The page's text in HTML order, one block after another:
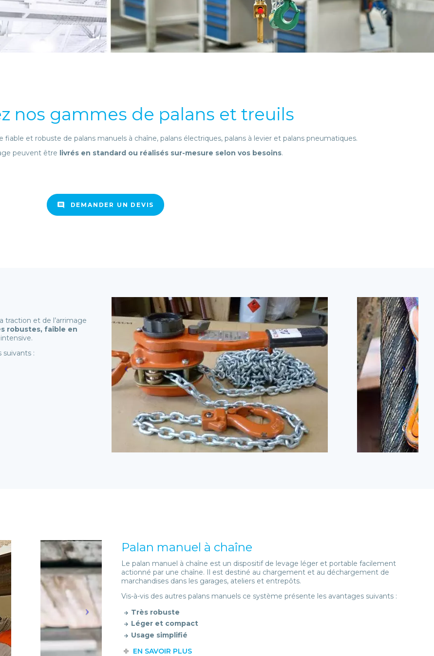
nos gammes de palans et treuils
et robuste de palans manuels à chaîne, palans électriques, palans à levier et palans pneumatiques.
peuvent être livrés en standard ou réalisés sur-mesure selon vos besoins.
DEMANDER UN DEVIS
traction et de l’arrimage
robustes, faible en
suivants :
Palan manuel à chaîne
Le palan manuel à chaîne est un dispositif de levage léger et portable facilement
actionné par une chaîne. Il est destiné au chargement et au déchargement de
marchandises dans les garages, ateliers et entrepôts.
Vis-à-vis des autres palans manuels ce système présente les avantages suivants :
Très robuste
Léger et compact
Usage simplifié
EN SAVOIR PLUS